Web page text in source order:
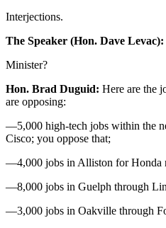
Interjections.
The Speaker (Hon. Dave Levac):
Minister?
Hon. Brad Duguid: Here are the
are opposing:
—5,000 high-tech jobs within the
Cisco; you oppose that;
—4,000 jobs in Alliston for Honda
—8,000 jobs in Guelph through
—3,000 jobs in Oakville through